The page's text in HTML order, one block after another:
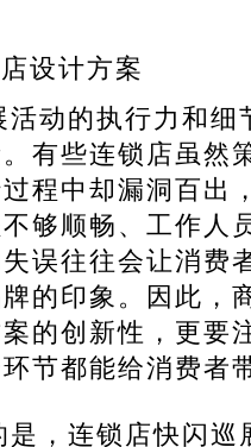
活动的执行力和细
有些连锁店虽然
程中却漏洞百出
够顺畅、工作人
误往往会让消费
的印象。因此，
的创新性，更要
节都能给消费者
是，连锁店快闪巡